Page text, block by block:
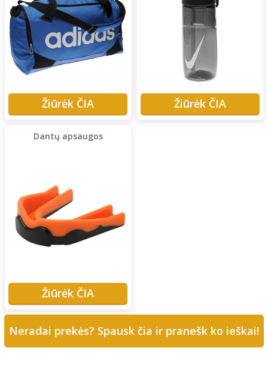
Žiūrėk ČIA Žiūrėk ČIA
Dantų apsaugos
Žiūrėk ČIA
Neradai prekės? Spausk čia ir pranešk ko ieškai!